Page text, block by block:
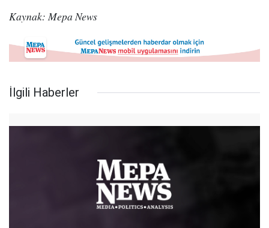
Kaynak: Mepa News
İlgili Haberler